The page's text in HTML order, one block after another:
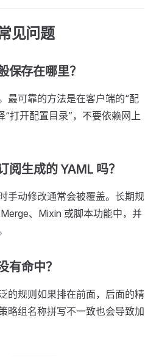
见问题
保存在哪里？
最可靠的方法是在客户端的“配
“打开配置目录”，不要依赖网上
阅生成的 YAML 吗？
手动修改通常会被覆盖。长期规
、Mixin 或脚本功能中，并
有命中？
的规则如果排在前面，后面的精
略组名称拼写不一致也会导致加